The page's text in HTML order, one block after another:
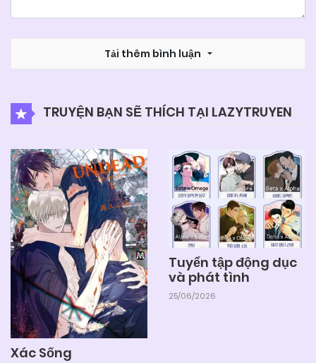
Tải thêm bình luận
TRUYỆN BẠN SẼ THÍCH TẠI LAZYTRUYEN
Xác Sống
Tuyển tập động dục
và phát tình
25/06/2026